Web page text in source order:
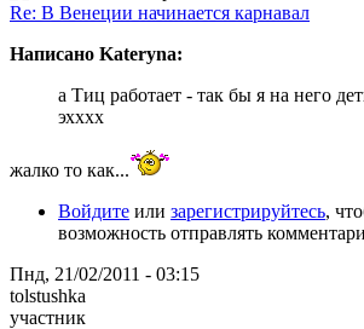
Re: В Венеции начинается карнавал
Написано Kateryna:
а Тиц работает - так бы я на него
эхххх
жалко то как...
Войдите или зарегистрируйтесь,
возможность отправлять
Пнд, 21/02/2011 - 03:15
tolstushka
участник